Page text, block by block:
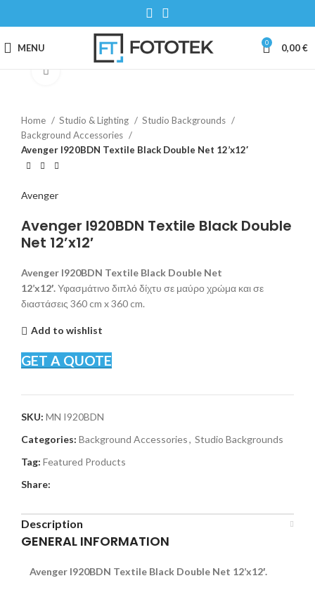
MENU 0 0,00€
Home Studio & Lighting
Studio Backgrounds
Background Accessories
Avenger I920BDN Textile Black Double Net 12’x12′
Avenger
Avenger I920BDN Textile Black Double
Net 12’x12′
Avenger I920BDN Textile Black Double Net
12’x12′.Υφασμάτινο διπλό δίχτυ σε μαύρο χρώμα και σε
διαστάσεις 360 cm x 360 cm.
Add to wishlist
GET A QUOTE
SKU: MN I920BDN
Categories: Background Accessories, Studio Backgrounds
Tag: Featured Products
Share:
Description
GENERAL INFORMATION
Avenger I920BDN Textile Black Double Net 12’x12′.